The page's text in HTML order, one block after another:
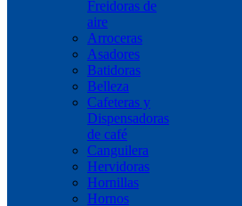
Freidoras de
aire
Arroceras
Asadores
Batidoras
Belleza
Cafeteras y
Dispensadoras
de café
Canguilera
Hervidoras
Hornillas
Hornos